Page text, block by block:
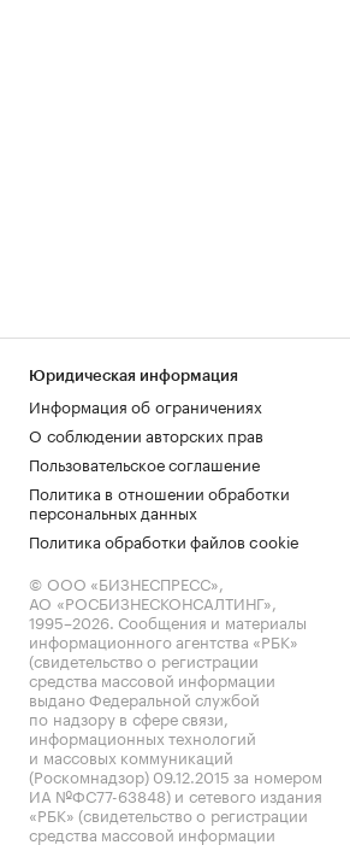
Юридическая информация
Информация об ограничениях
О соблюдении авторских прав
Пользовательское соглашение
Политика в отношении обработки
персональных данных
Политика обработки файлов cookie
© ООО «БИЗНЕСПРЕСС»,
АО «РОСБИЗНЕСКОНСАЛТИНГ»,
1995–2026. Сообщения и материалы
информационного агентства «РБК»
(свидетельство о регистрации
средства массовой информации
выдано Федеральной службой
по надзору в сфере связи,
информационных технологий
и массовых коммуникаций
(Роскомнадзор) 09.12.2015 за номером
ИА №ФС77-63848) и сетевого издания
«РБК» (свидетельство о регистрации
средства массовой информации